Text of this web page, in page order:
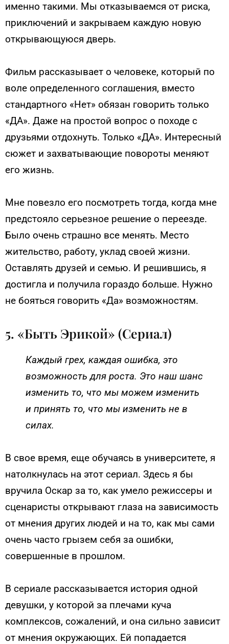
именно такими. Мы отказываемся от риска,
приключений и закрываем каждую новую
открывающуюся дверь.
Фильм рассказывает о человеке, который по
воле определенного соглашения, вместо
стандартного «Нет» обязан говорить только
«ДА». Даже на простой вопрос о походе с
друзьями отдохнуть. Только «ДА». Интересный
сюжет и захватывающие повороты меняют
его жизнь.
Мне повезло его посмотреть тогда, когда мне
предстояло серьезное решение о переезде.
Было очень страшно все менять. Место
жительство, работу, уклад своей жизни.
Оставлять друзей и семью. И решившись, я
достигла и получила гораздо больше. Нужно
не бояться говорить «Да» возможностям.
5. «Быть Эрикой» (Сериал)
Каждый грех, каждая ошибка, это
возможность для роста. Это наш шанс
изменить то, что мы можем изменить
и принять то, что мы изменить не в
силах.
В свое время, еще обучаясь в университете, я
натолкнулась на этот сериал. Здесь я бы
вручила Оскар за то, как умело режиссеры и
сценаристы открывают глаза на зависимость
от мнения других людей и на то, как мы сами
очень часто грызем себя за ошибки,
совершенные в прошлом.
В сериале рассказывается история одной
девушки, у которой за плечами куча
комплексов, сожалений, и она сильно зависит
от мнения окружающих. Ей попадается